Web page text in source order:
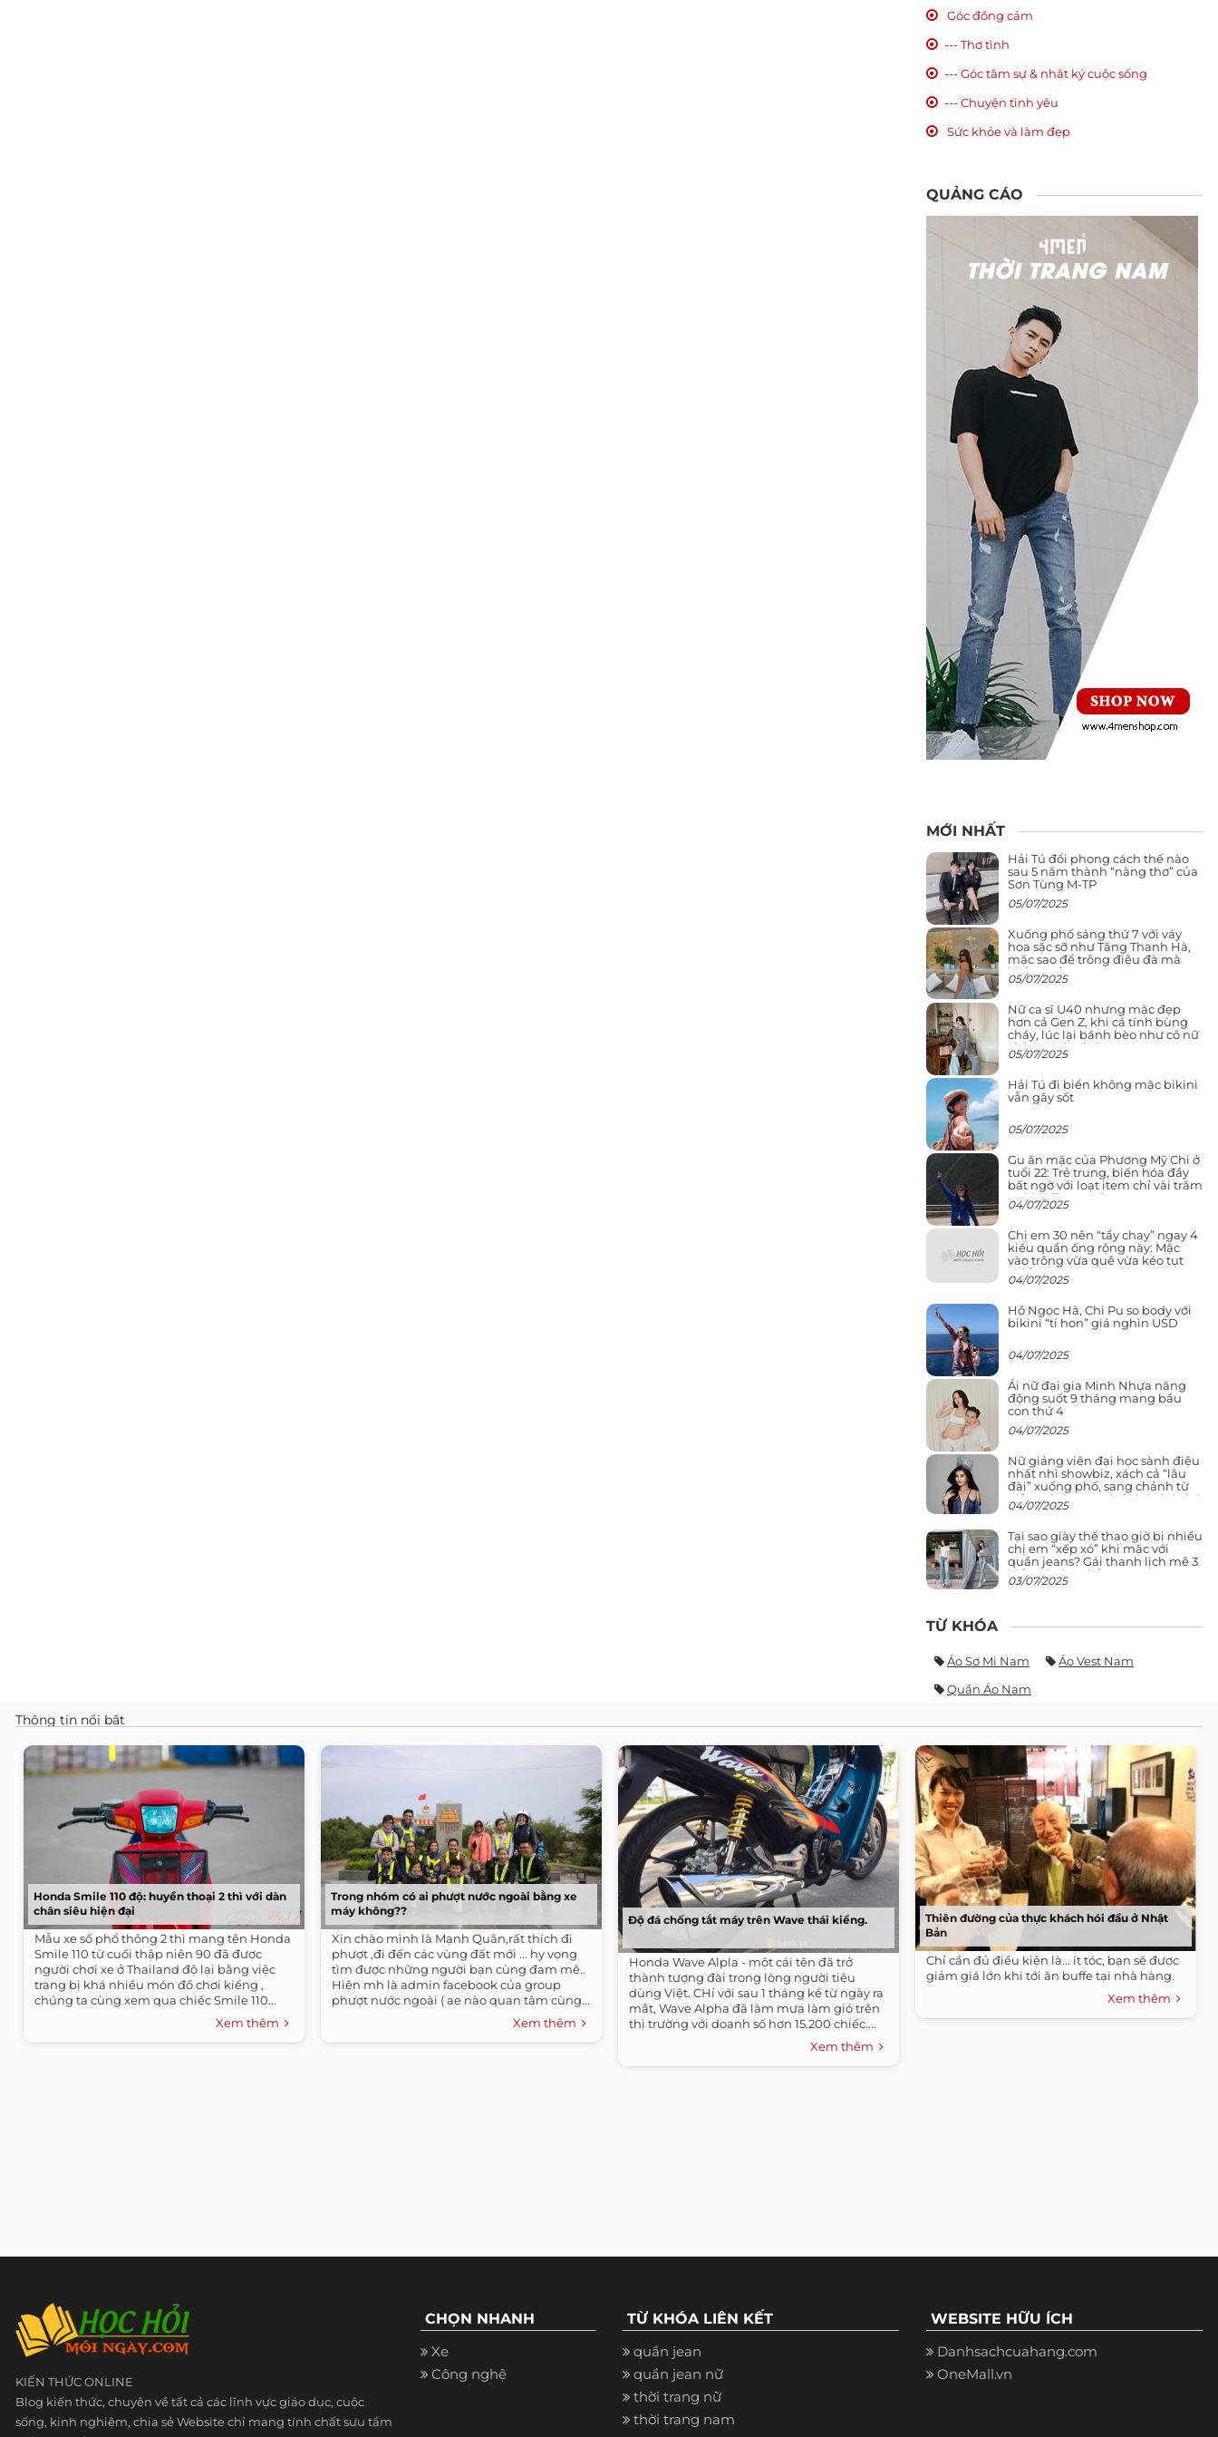
Góc đồng cảm
--- Thơ tình
--- Góc tâm sự & nhật ký cuộc sống
--- Chuyện tình yêu
Sức khỏe và làm đẹp
QUẢNG CÁO
MỚI NHẤT
Hải Tú đổi phong cách thế nào
sau 5 năm thành “nàng thơ” của
Sơn Tùng M-TP
05/07/2025
Xuống phố sáng thứ 7 với váy
hoa sặc sỡ như Tăng Thanh Hà,
mặc sao để trông điệu đà mà
không sến
05/07/2025
Nữ ca sĩ U40 nhưng mặc đẹp
hơn cả Gen Z, khi cá tính bùng
cháy, lúc lại bánh bèo như cô nữ
chính ngôn tình
05/07/2025
Hải Tú đi biển không mặc bikini
vẫn gây sốt
05/07/2025
Gu ăn mặc của Phương Mỹ Chi ở
tuổi 22: Trẻ trung, biến hóa đầy
bất ngờ với loạt item chỉ vài trăm
nghìn đã mua được
04/07/2025
Chị em 30 nên “tẩy chay” ngay 4
kiểu quần ống rộng này: Mặc
vào trông vừa quê vừa kéo tụt
chiều cao
04/07/2025
Hồ Ngọc Hà, Chi Pu so body với
bikini “tí hon” giá nghìn USD
04/07/2025
Ái nữ đại gia Minh Nhựa năng
động suốt 9 tháng mang bầu
con thứ 4
04/07/2025
Nữ giảng viên đại học sành điệu
nhất nhì showbiz, xách cả “lâu
đài” xuống phố, sang chảnh từ
giảng đường ra phố khó ai đọ lại
04/07/2025
Tại sao giày thể thao giờ bị nhiều
chị em “xếp xó” khi mặc với
quần jeans? Gái thanh lịch mê 3
kiểu này hơn hẳn
03/07/2025
TỪ KHÓA
Áo Sơ Mi Nam
Áo Vest Nam
Quần Áo Nam
Thông tin nổi bật
Honda Smile 110 độ: huyền thoại 2 thì với dàn
chân siêu hiện đại
Mẫu xe số phổ thông 2 thì mang tên Honda
Smile 110 từ cuối thập niên 90 đã được
người chơi xe ở Thailand độ lại bằng việc
trang bị khá nhiều món đồ chơi kiểng ,
chúng ta cùng xem qua chiếc Smile 110...
Xem thêm
Trong nhóm có ai phượt nước ngoài bằng xe
máy không??
Xin chào mình là Mạnh Quân,rất thích đi
phượt ,đi đến các vùng đất mới ... hy vọng
tìm được những người bạn cùng đam mê..
Hiện mh là admin facebook của group
phượt nước ngoài ( ae nào quan tâm cùng...
Xem thêm
Độ đá chống tắt máy trên Wave thái kiểng.
Honda Wave Alpla - một cái tên đã trở
thành tượng đài trong lòng người tiêu
dùng Việt. CHỉ với sau 1 tháng kể từ ngày ra
mắt, Wave Alpha đã làm mưa làm gió trên
thị trường với doanh số hơn 15.200 chiếc....
Xem thêm
Thiên đường của thực khách hói đầu ở Nhật
Bản
Chỉ cần đủ điều kiện là... ít tóc, bạn sẽ được
giảm giá lớn khi tới ăn buffe tại nhà hàng.
Xem thêm
KIẾN THỨC ONLINE
Blog kiến thức, chuyên về tất cả các lĩnh vực giáo dục, cuộc
sống, kinh nghiệm, chia sẻ Website chỉ mang tính chất sưu tầm
CHỌN NHANH
Xe
Công nghệ
TỪ KHÓA LIÊN KẾT
quần jean
quần jean nữ
thời trang nữ
thời trang nam
WEBSITE HỮU ÍCH
Danhsachcuahang.com
OneMall.vn